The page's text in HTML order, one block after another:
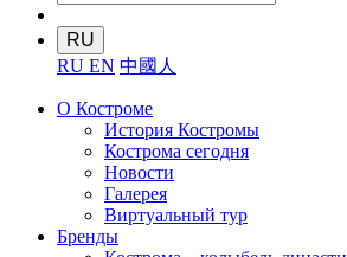
RU
RU EN 中國人
О Костроме
История Костромы
Кострома сегодня
Новости
Галерея
Виртуальный тур
Бренды